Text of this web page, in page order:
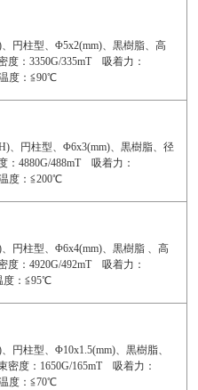
円柱型、Φ5x2(mm)、黒樹脂、高
：3350G/335mT 吸着力：
度：≦90℃
、円柱型、Φ6x3(mm)、黒樹脂、径
4880G/488mT 吸着力：
度：≦200℃
円柱型、Φ6x4(mm)、黒樹脂 、高
：4920G/492mT 吸着力：
度：≦95℃
円柱型、Φ10x1.5(mm)、黒樹脂、
度：1650G/165mT 吸着力：
度：≦70℃